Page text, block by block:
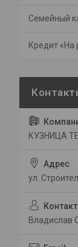
Семейный
Кредит «На
КУЗНИЦА
ул.
Владислав